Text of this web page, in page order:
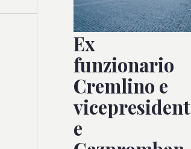
Ex
funzionario
Cremlino e
vicepresident
e